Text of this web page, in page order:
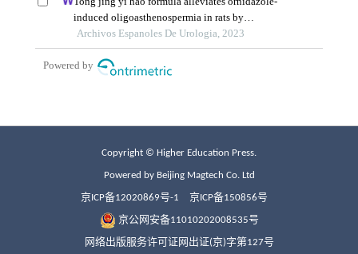
Copyright © Higher Education Press.
Powered by Beijing Magtech Co. Ltd
京ICP备12020869号-1 京ICP备150856号
京公网安备11010202008535号
网络出版服务许可证网出证(京)字第127号